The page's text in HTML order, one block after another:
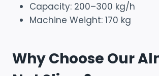
Capacity: 200–300 kg/h
Machine Weight: 170 kg
Why Choose Our